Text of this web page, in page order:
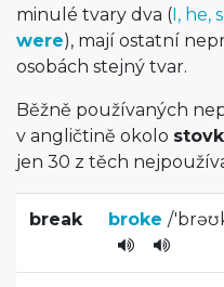
minulé tvary dva (I, he,
were), mají ostatní
osobách stejný tvar.
Běžně používaných
v angličtině okolo
jen 30 z těch
break broke /